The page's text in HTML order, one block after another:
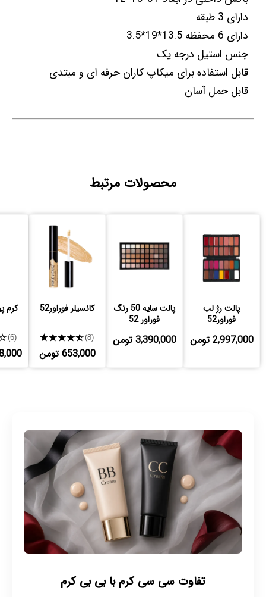
دارای 3 طبقه
دارای 6 محفظه 13.5*19*3.5
جنس استیل درجه یک
قابل استفاده برای میکاپ کاران حرفه ای و مبتدی
قابل حمل آسان
محصولات مرتبط
پالت رژ لب
فوراور52
2,997,000 تومن
پالت سایه 50 رنگ
فوراور 52
3,390,000 تومن
کانسیلر فوراور52
★★★★★(8)
653,000 تومن
کرم
(6)
تفاوت سی سی کرم با بی بی کرم